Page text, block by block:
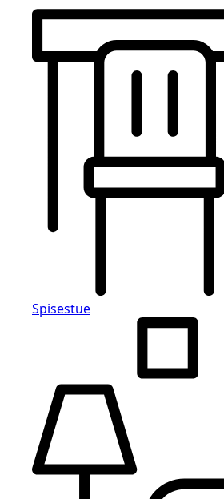
Spisestue